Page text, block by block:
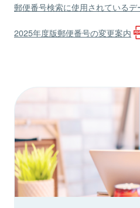
郵便番号検索に使用されているデ
2025年度版郵便番号の変更案内